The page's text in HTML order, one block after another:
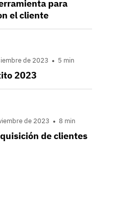
para
el cliente
de 2023 5 min
2023
de 2023 8 min
de clientes